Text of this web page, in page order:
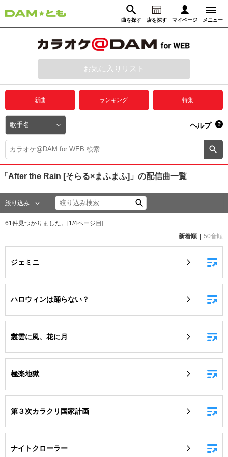
曲を探す 店を探す マイページ メニュー
動画からさがす 録音からさがす
ログイン
プレミアムサービス
DAM★とも動画
DAM★とも録音
カラオケ＠DAM
ユーザー検索
DAMの新曲・ランキングなど
自宅でカラオケ歌い放題！
お気に入りリスト
新曲 ランキング 特集
ヘルプ
「After the Rain [そらる×まふまふ]」 の配信曲一覧
絞り込み
61 件見つかりました。[1 /4ページ目]
新着順
50音順
ジェミニ
ハロウィンは踊らない？
叢雲に風、花に月
極楽地獄
第３次カラクリ国家計画
ナイトクローラー